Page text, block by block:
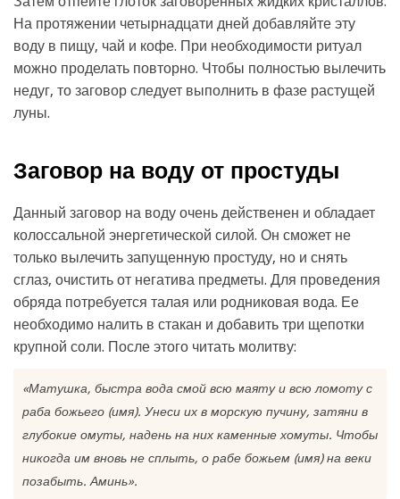
На протяжении четырнадцати дней добавляйте эту
воду в пищу, чай и кофе. При необходимости ритуал
можно проделать повторно. Чтобы полностью вылечить
недуг, то заговор следует выполнить в фазе растущей
луны.
Заговор на воду от простуды
Данный заговор на воду очень действенен и обладает
колоссальной энергетической силой. Он сможет не
только вылечить запущенную простуду, но и снять
сглаз, очистить от негатива предметы. Для проведения
обряда потребуется талая или родниковая вода. Ее
необходимо налить в стакан и добавить три щепотки
крупной соли. После этого читать молитву:
«Матушка, быстра вода смой всю маяту и всю ломоту с
раба божьего (имя). Унеси их в морскую пучину, затяни в
глубокие омуты, надень на них каменные хомуты. Чтобы
никогда им вновь не сплыть, о рабе божьем (имя) на веки
позабыть. Аминь».